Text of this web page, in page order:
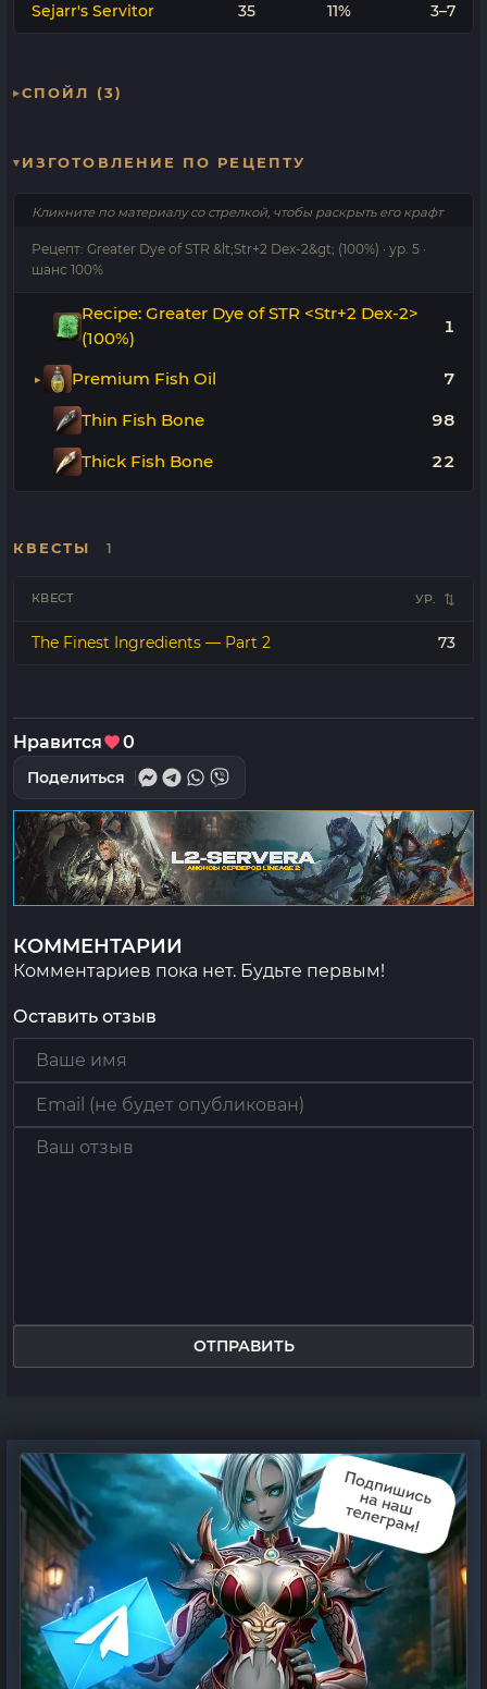
Sejarr's Servitor 35 11% 3–7
СПОЙЛ (3)
ИЗГОТОВЛЕНИЕ ПО РЕЦЕПТУ
Кликните по материалу со стрелкой, чтобы раскрыть его крафт
Рецепт: Greater Dye of STR &lt;Str+2 Dex-2&gt; (100%) · ур. 5 ·
шанс 100%
Recipe: Greater Dye of STR <Str+2 Dex-2>
(100%)
1
Premium Fish Oil 7
Thin Fish Bone 98
Thick Fish Bone 22
КВЕСТЫ 1
КВЕСТ УР.
The Finest Ingredients — Part 2 73
Нравится 0
Поделиться
КОММЕНТАРИИ
Комментариев пока нет. Будьте первым!
Оставить отзыв
ОТПРАВИТЬ